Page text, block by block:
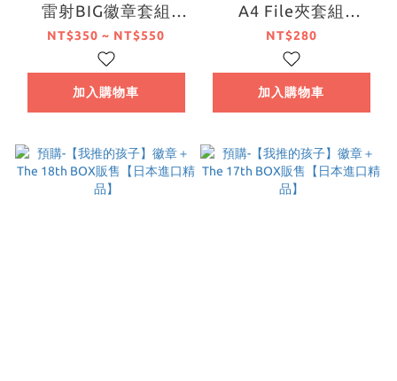
雷射BIG徽章套組
Valentine's Day &
White Day 2026 ver.
系列【日本進口精品】
NT$350 ~ NT$550
加入購物車
A4 File夾套組
Valentine's Day &
White Day 2026 ver.
【日本進口精品】
NT$280
加入購物車